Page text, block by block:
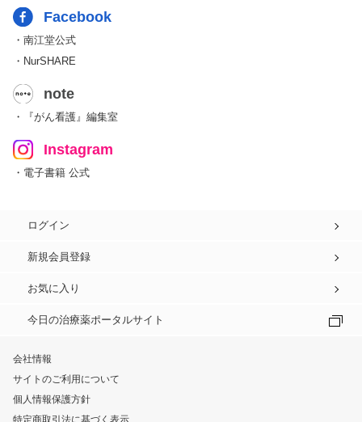
Facebook
・南江堂公式
・NurSHARE
note
・『がん看護』編集室
Instagram
・電子書籍 公式
ログイン
新規会員登録
お気に入り
今日の治療薬ポータルサイト
会社情報
サイトのご利用について
個人情報保護方針
特定商取引法に基づく表示